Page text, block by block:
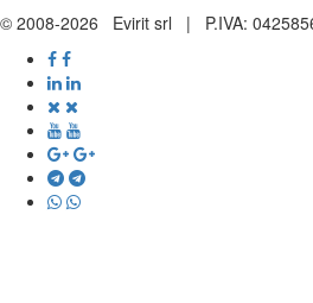
© 2008-2026 Evirit srl | P.IVA: